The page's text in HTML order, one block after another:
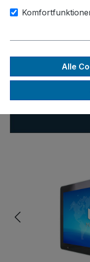
Das
Terminal für
Alle